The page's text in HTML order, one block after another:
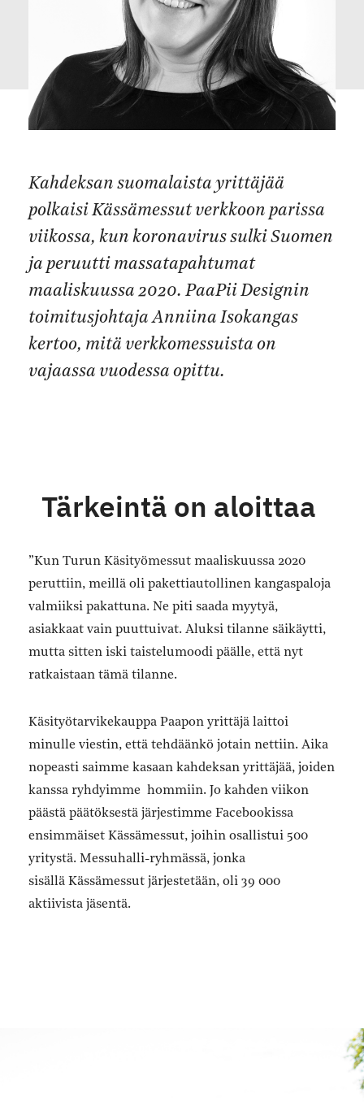
Kahdeksan suomalaista yrittäjää
polkaisi Kässämessut verkkoon parissa
viikossa, kun koronavirus sulki Suomen
ja peruutti massatapahtumat
maaliskuussa 2020. PaaPii Designin
toimitusjohtaja Anniina Isokangas
kertoo, mitä verkkomessuista on
vajaassa vuodessa opittu.
Tärkeintä on aloittaa
”Kun Turun Käsityömessut maaliskuussa 2020
peruttiin, meillä oli pakettiautollinen kangaspaloja
valmiiksi pakattuna. Ne piti saada myytyä,
asiakkaat vain puuttuivat. Aluksi tilanne säikäytti,
mutta sitten iski taistelumoodi päälle, että nyt
ratkaistaan tämä tilanne.
Käsityötarvikekauppa Paapon yrittäjä laittoi
minulle viestin, että tehdäänkö jotain nettiin. Aika
nopeasti saimme kasaan kahdeksan yrittäjää, joiden
kanssa ryhdyimme hommiin. Jo kahden viikon
päästä päätöksestä järjestimme Facebookissa
ensimmäiset Kässämessut, joihin osallistui 500
yritystä. Messuhalli-ryhmässä, jonka
sisällä Kässämessut järjestetään, oli 39 000
aktiivista jäsentä.